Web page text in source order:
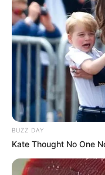
BUZZ DAY
Kate Thought No One